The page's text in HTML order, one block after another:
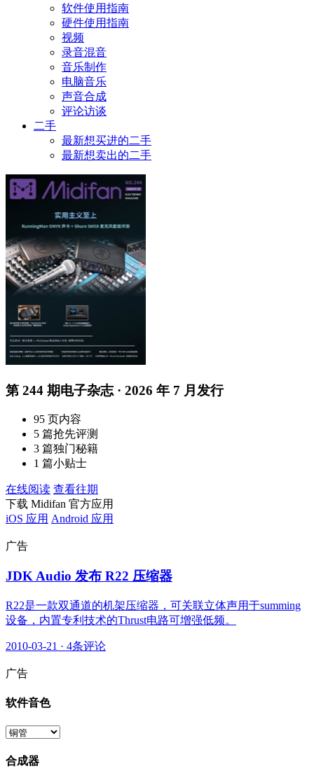
软件使用指南
硬件使用指南
视频
录音混音
音乐制作
电脑音乐
声音合成
评论访谈
二手
最新想买进的二手
最新想卖出的二手
第 244 期电子杂志 · 2026 年 7 月发行
95 页内容
5 篇抢先评测
3 篇独门秘籍
1 篇小贴士
在线阅读 查看往期
下载 Midifan 官方应用
iOS 应用 Android 应用
广告
JDK Audio 发布 R22 压缩器
R22是一款双通道的机架压缩器，可关联立体声用于summing
设备，内置专利技术的Thrust电路可增强低频。
2010-03-21 · 4条评论
广告
软件音色
合成器